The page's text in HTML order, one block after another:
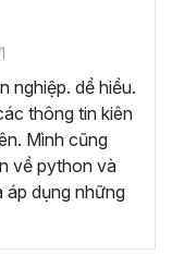
triển mới nhất
khóa
kỹ thuật code
giải quyết các vấn
nghiệp. dể hiều.
thông tin kiên
Mình cũng
về python và
áp dụng những